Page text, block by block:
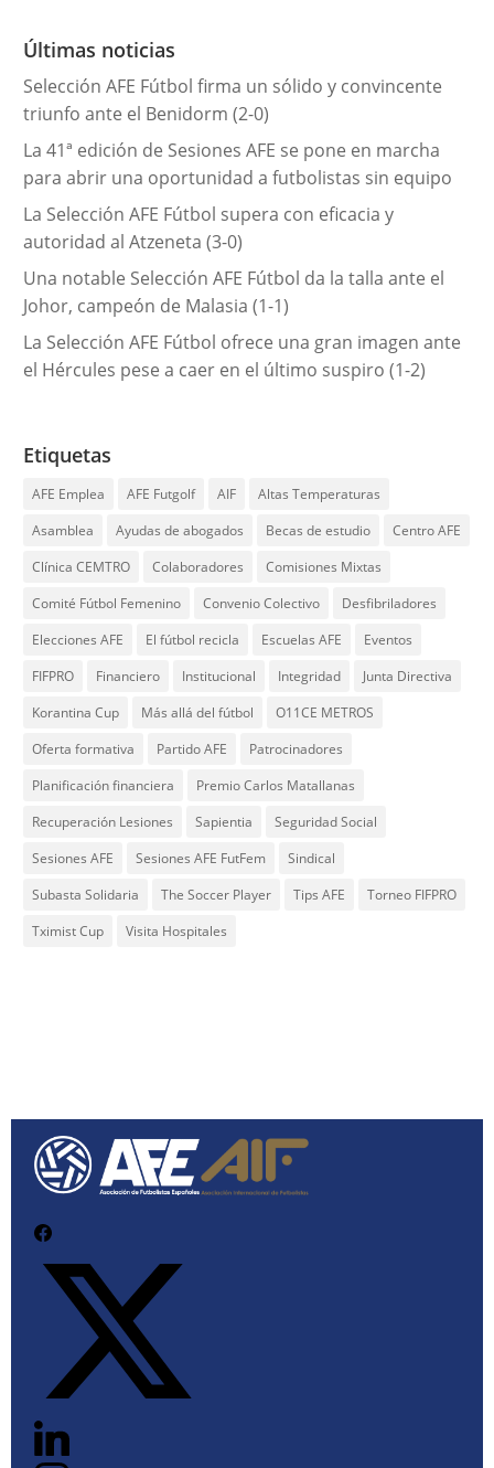
r
a
s
Últimas noticias
Selección AFE Fútbol firma un sólido y convincente
triunfo ante el Benidorm (2-0)
La 41ª edición de Sesiones AFE se pone en marcha
para abrir una oportunidad a futbolistas sin equipo
La Selección AFE Fútbol supera con eficacia y
autoridad al Atzeneta (3-0)
Una notable Selección AFE Fútbol da la talla ante el
Johor, campeón de Malasia (1-1)
La Selección AFE Fútbol ofrece una gran imagen ante
el Hércules pese a caer en el último suspiro (1-2)
Etiquetas
AFE Emplea AFE Futgolf AIF
Altas Temperaturas
Asamblea
Ayudas de abogados Becas de estudio
Centro AFE
Clínica CEMTRO
Colaboradores
Comisiones Mixtas
Comité Fútbol Femenino
Convenio Colectivo
Desfibriladores
Elecciones AFE
El fútbol recicla Escuelas AFE
Eventos
FIFPRO
Financiero Institucional Integridad
Junta Directiva
Korantina Cup
Más allá del fútbol
O11CE METROS
Oferta formativa
Partido AFE
Patrocinadores
Planificación financiera
Premio Carlos Matallanas
Recuperación Lesiones
Sapientia
Seguridad Social
Sesiones AFE
Sesiones AFE FutFem
Sindical
Subasta Solidaria
The Soccer Player Tips AFE
Torneo FIFPRO
Tximist Cup
Visita Hospitales